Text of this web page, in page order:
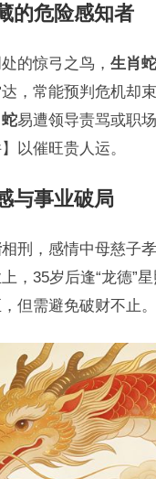
的危险感知者
的惊弓之鸟， 生肖蛇
，常能预判危机却
易遭领导责骂或职
以催旺贵人运。
与事业破局
相刑，感情中母慈子
，35岁后逢“龙德”
但需避免破财不止。